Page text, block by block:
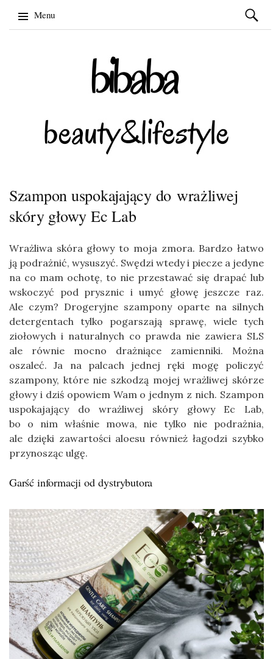
Menu
Szukaj:
Szampon uspokajający do wrażliwej
skóry głowy Ec Lab
Wrażliwa skóra głowy to moja zmora. Bardzo łatwo
ją podrażnić, wysuszyć. Swędzi wtedy i piecze a jedyne
na co mam ochotę, to nie przestawać się drapać lub
wskoczyć pod prysznic i umyć głowę jeszcze raz.
Ale czym? Drogeryjne szampony oparte na silnych
detergentach tylko pogarszają sprawę, wiele tych
ziołowych i naturalnych co prawda nie zawiera SLS
ale równie mocno drażniące zamienniki. Można
oszaleć. Ja na palcach jednej ręki mogę policzyć
szampony, które nie szkodzą mojej wrażliwej skórze
głowy i dziś opowiem Wam o jednym z nich. Szampon
uspokajający do wrażliwej skóry głowy Ec Lab,
bo o nim właśnie mowa, nie tylko nie podrażnia,
ale dzięki zawartości aloesu również łagodzi szybko
przynosząc ulgę.
Garść informacji od dystrybutora